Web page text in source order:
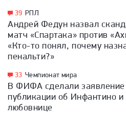
39 РПЛ
Андрей Федун назвал
матч «Спартака» против
«Кто-то понял, почему
пенальти?»
33 Чемпионат мира
В ФИФА сделали заявление
публикации об Инфантино
любовнице